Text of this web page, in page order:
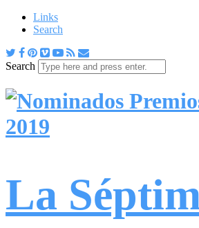
Links
Search
Search
La